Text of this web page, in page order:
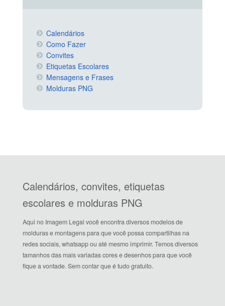
Calendários
Como Fazer
Convites
Etiquetas Escolares
Mensagens e Frases
Molduras PNG
Calendários, convites, etiquetas
escolares e molduras PNG
Aqui no Imagem Legal você encontra diversos modelos de
molduras e montagens para que você possa compartilhas na
redes sociais, whatsapp ou até mesmo imprimir. Temos diversos
tamanhos das mais variadas cores e desenhos para que você
fique a vontade. Sem contar que é tudo gratuito.